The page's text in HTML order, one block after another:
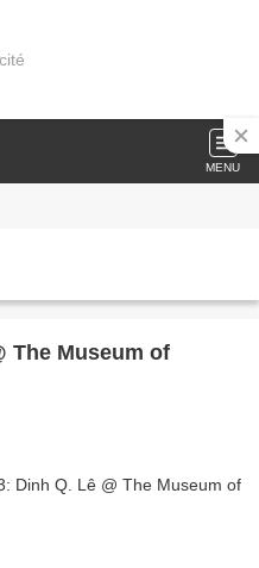
MENU
The Museum of